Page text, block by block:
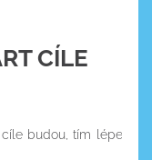
CÍLE
cíle budou, tím lépe